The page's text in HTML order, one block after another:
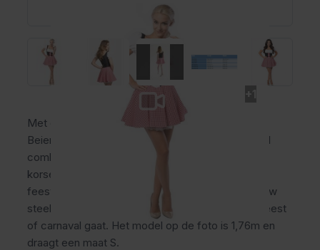
Met de Dirndl Eva Rood/Zwart straal jij in echte
Beierse stijl op het Oktoberfest! Deze korte dirndl
combineert een rood geruite rok met een zwart
korset en witte blouse. Dit zorgt voor een echte,
feestelijke look waarmee jij gegarandeerd de show
steelt, of je nu naar het Oktoberfest, een themafeest
of carnaval gaat. Het model op de foto is 1,76m en
draagt een maat S.